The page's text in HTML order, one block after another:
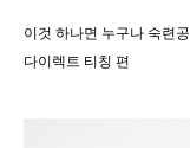
이것 하나면 누구나 숙련공
다이렉트 티칭 편